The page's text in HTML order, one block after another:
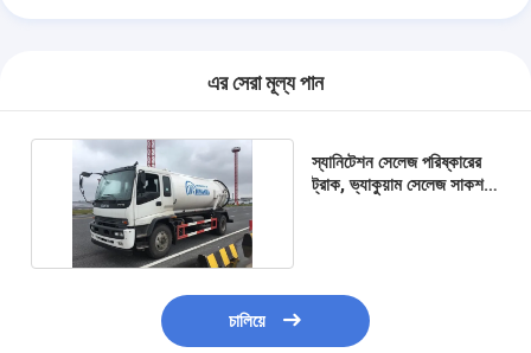
এর সেরা মূল্য পান
স্যানিটেশন সেলেজ পরিষ্কারের
ট্রাক, ভ্যাকুয়াম সেলেজ সাকশন
চালিয়ে